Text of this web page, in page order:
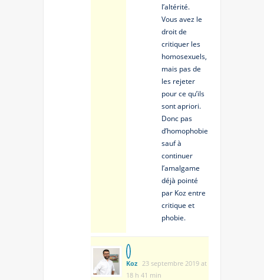
l’altérité.
Vous avez le
droit de
critiquer les
homosexuels,
mais pas de
les rejeter
pour ce qu’ils
sont apriori.
Donc pas
d’homophobie
sauf à
continuer
l’amalgame
déjà pointé
par Koz entre
critique et
phobie.
Koz 23 septembre 2019 at
18 h 41 min